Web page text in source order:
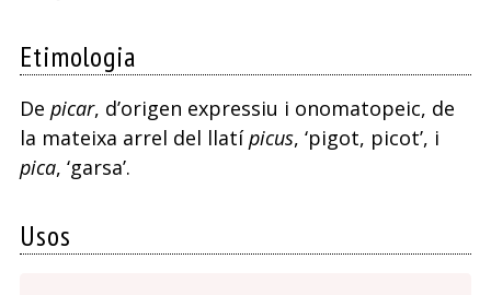
Etimologia
De picar, d’origen expressiu i onomatopeic, de
la mateixa arrel del llatípicus, ‘pigot, picot’, i
pica, ‘garsa’.
Usos